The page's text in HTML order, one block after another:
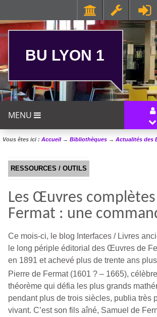
BU LYON 1
MENU
Vous êtes ici : Accueil→ Bibliothèques → Actualités des
RESSOURCES / OUTILS
Les Œuvres
Fermat : une
Ce mois-ci, le blog Interfaces / Livres
le long périple éditorial des Œuvres de
en 1891 et achevé plus de trente ans
Pierre de Fermat (1601 ? – 1665),
théorème qui défia les plus grands
pendant plus de trois siècles, publia très
vivant. C’est son fils aîné, Samuel de